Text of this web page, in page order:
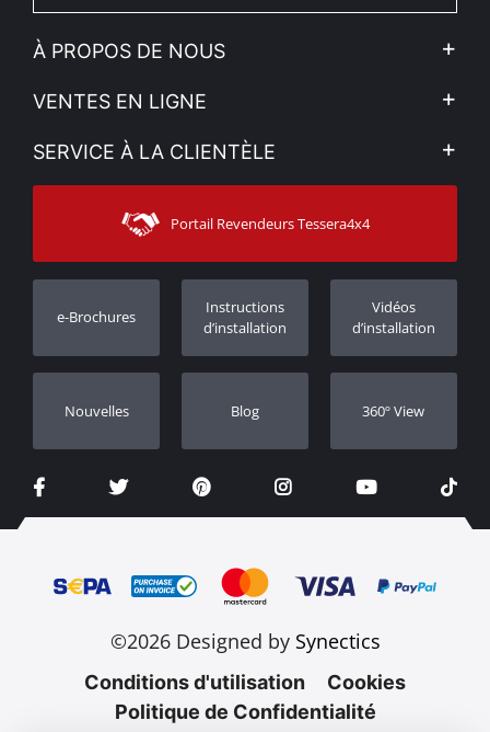
À PROPOS DE NOUS
L'entreprise
Voir nos actualités
Sitemap
VENTES EN LIGNE
Mon compte
Moyens d’expédition
SERVICE À LA CLIENTÈLE
Contacter
Assistance aux clients
Suivi des commandes
Concessionnaires
Portail Revendeurs Tessera4x4
e-Brochures
Instructions
d’installation
Vidéos
d’installation
Nouvelles Blog 360º View
©2026 Designed by Synectics
Conditions d'utilisation
Cookies
Politique de Confidentialité